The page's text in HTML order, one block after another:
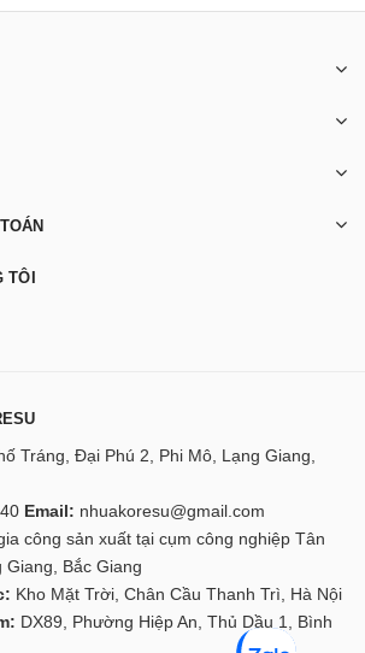
TÔI
Tráng, Đại Phú 2, Phi Mô, Lạng Giang,
Email: nhuakoresu@gmail.com
công sản xuất tại cụm công nghiệp Tân
Bắc Giang
Kho Mặt Trời, Chân Cầu Thanh Trì, Hà Nội
DX89, Phường Hiệp An, Thủ Dầu 1, Bình